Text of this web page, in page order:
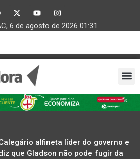
6 de agosto de 2026 01:31
alfineta líder do governo e
que Gladson não pode fugir da